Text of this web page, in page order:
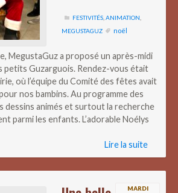
FESTIVITÉS ANIMATION
MEGUSTAGUZ
noël
MegustaGuz a proposé un après-midi
petits Guzarguois. Rendez-vous était
où l’équipe du Comité des fêtes avait
nos bambins. Au programme des
dessins animés et surtout la recherche
parmi les enfants. L’adorable Noélys
Lire la suite
MARDI